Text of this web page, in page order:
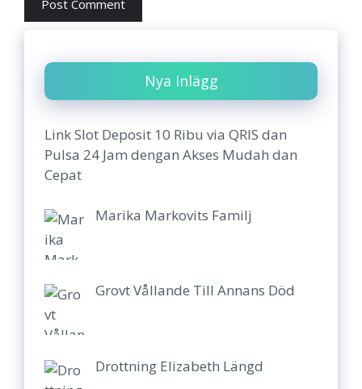
Nya Inlägg
Link Slot Deposit 10 Ribu via QRIS dan
Pulsa 24 Jam dengan Akses Mudah dan
Cepat
Marika Markovits Familj
Grovt Vållande Till Annans Död
Drottning Elizabeth Längd